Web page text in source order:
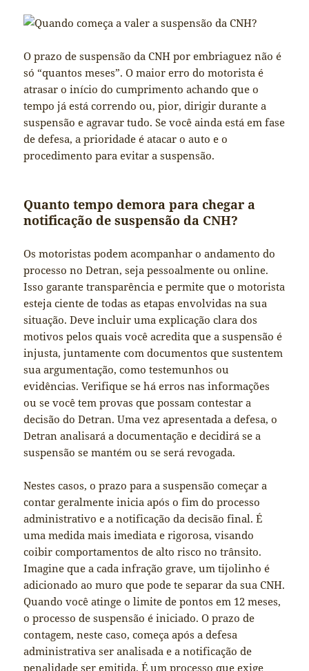
O prazo de suspensão da CNH por embriaguez não é
só “quantos meses”. O maior erro do motorista é
atrasar o início do cumprimento achando que o
tempo já está correndo ou, pior, dirigir durante a
suspensão e agravar tudo. Se você ainda está em fase
de defesa, a prioridade é atacar o auto e o
procedimento para evitar a suspensão.
Quanto tempo demora para chegar a
notificação de suspensão da CNH?
Os motoristas podem acompanhar o andamento do
processo no Detran, seja pessoalmente ou online.
Isso garante transparência e permite que o motorista
esteja ciente de todas as etapas envolvidas na sua
situação. Deve incluir uma explicação clara dos
motivos pelos quais você acredita que a suspensão é
injusta, juntamente com documentos que sustentem
sua argumentação, como testemunhos ou
evidências. Verifique se há erros nas informações
ou se você tem provas que possam contestar a
decisão do Detran. Uma vez apresentada a defesa, o
Detran analisará a documentação e decidirá se a
suspensão se mantém ou se será revogada.
Nestes casos, o prazo para a suspensão começar a
contar geralmente inicia após o fim do processo
administrativo e a notificação da decisão final. É
uma medida mais imediata e rigorosa, visando
coibir comportamentos de alto risco no trânsito.
Imagine que a cada infração grave, um tijolinho é
adicionado ao muro que pode te separar da sua CNH.
Quando você atinge o limite de pontos em 12 meses,
o processo de suspensão é iniciado. O prazo de
contagem, neste caso, começa após a defesa
administrativa ser analisada e a notificação de
penalidade ser emitida. É um processo que exige